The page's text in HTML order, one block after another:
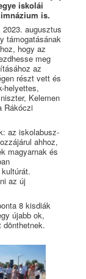
iskolái
is.
augusztus
támogatásának
hogy az
meg
az
részt vett és
helyettes,
Kelemen
Rákóczi
az iskolabusz-
ahhoz,
magyarnak és
az új
8 kisdiák
újabb ok,